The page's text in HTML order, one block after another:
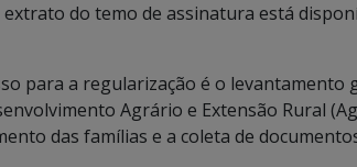
do temo de assinatura está
para a regularização é o levantamento
Agrário e Extensão Rural
das famílias e a coleta de